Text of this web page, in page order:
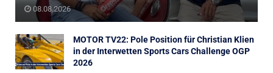
08.08.2026
MOTOR TV22: Pole Position für Christian Klien
in der Interwetten Sports Cars Challenge OGP
2026